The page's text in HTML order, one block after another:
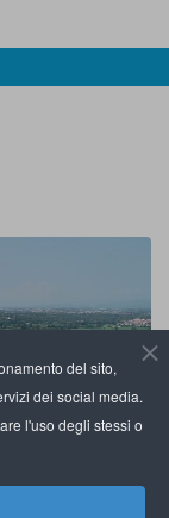
del sito,
dei social media.
l'uso degli stessi o